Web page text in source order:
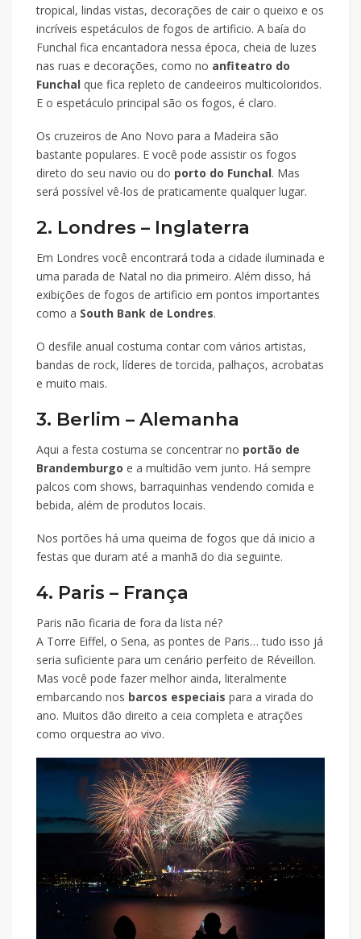
tropical, lindas vistas, decorações de cair o queixo e os
incríveis espetáculos de fogos de artificio. A baía do
Funchal fica encantadora nessa época, cheia de luzes
nas ruas e decorações, como no anfiteatro do
Funchal que fica repleto de candeeiros multicoloridos.
E o espetáculo principal são os fogos, é claro.
Os cruzeiros de Ano Novo para a Madeira são
bastante populares. E você pode assistir os fogos
direto do seu navio ou do porto do Funchal. Mas
será possível vê-los de praticamente qualquer lugar.
2. Londres – Inglaterra
Em Londres você encontrará toda a cidade iluminada e
uma parada de Natal no dia primeiro. Além disso, há
exibições de fogos de artificio em pontos importantes
como a South Bank de Londres.
O desfile anual costuma contar com vários artistas,
bandas de rock, líderes de torcida, palhaços, acrobatas
e muito mais.
3. Berlim – Alemanha
Aqui a festa costuma se concentrar no portão de
Brandemburgo e a multidão vem junto. Há sempre
palcos com shows, barraquinhas vendendo comida e
bebida, além de produtos locais.
Nos portões há uma queima de fogos que dá inicio a
festas que duram até a manhã do dia seguinte.
4. Paris – França
Paris não ficaria de fora da lista né?
A Torre Eiffel, o Sena, as pontes de Paris… tudo isso já
seria suficiente para um cenário perfeito de Réveillon.
Mas você pode fazer melhor ainda, literalmente
embarcando nos barcos especiais para a virada do
ano. Muitos dão direito a ceia completa e atrações
como orquestra ao vivo.